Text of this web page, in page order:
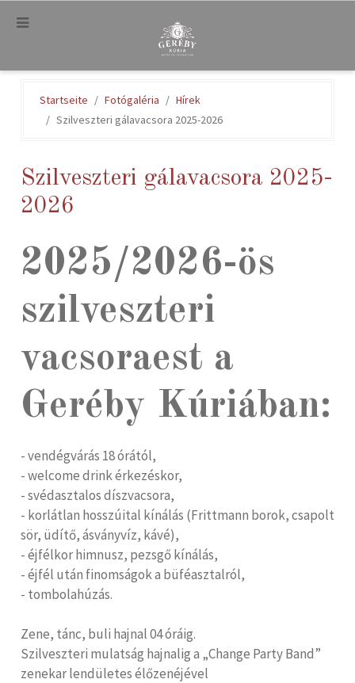
.
Startseite Fotógaléria
Hírek
Szilveszteri gálavacsora 2025-2026
Szilveszteri gálavacsora 2025-
2026
2025/2026-ös
szilveszteri
vacsoraest a
Geréby Kúriában:
- vendégvárás 18 órától,
- welcome drink érkezéskor,
- svédasztalos díszvacsora,
- korlátlan hosszúital kínálás (Frittmann borok, csapolt
sör, üdítő, ásványvíz, kávé),
- éjfélkor himnusz, pezsgő kínálás,
- éjfél után finomságok a büféasztalról,
- tombolahúzás.
Zene, tánc, buli hajnal 04 óráig.
Szilveszteri mulatság hajnalig a „Change Party Band”
zenekar lendületes élőzenéjével